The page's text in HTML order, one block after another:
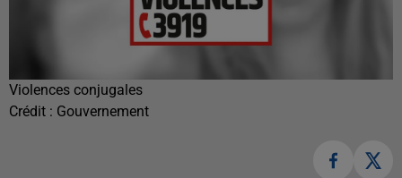
Violences conjugales
Crédit : Gouvernement